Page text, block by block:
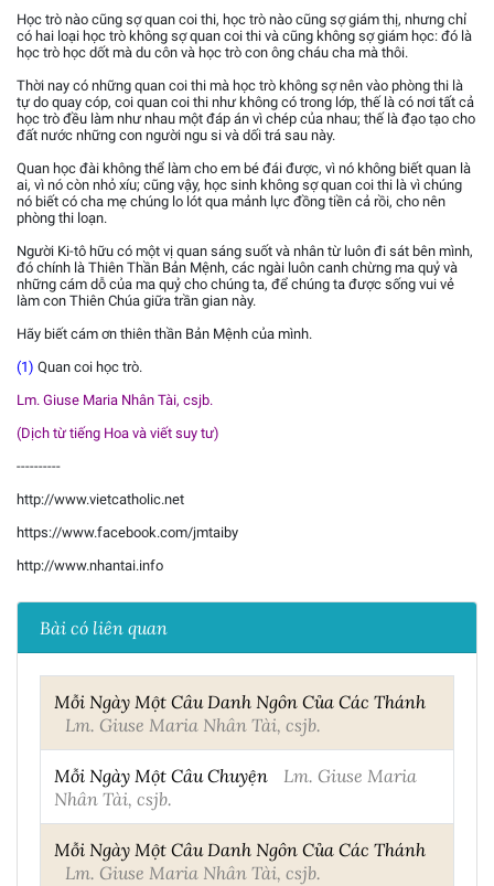
Học trò nào cũng sợ quan coi thi, học trò nào cũng sợ giám thị, nhưng chỉ
có hai loại học trò không sợ quan coi thi và cũng không sợ giám học: đó là
học trò học dốt mà du côn và học trò con ông cháu cha mà thôi.
Thời nay có những quan coi thi mà học trò không sợ nên vào phòng thi là
tự do quay cóp, coi quan coi thi như không có trong lớp, thế là có nơi tất cả
học trò đều làm như nhau một đáp án vì chép của nhau; thế là đạo tạo cho
đất nước những con người ngu si và dối trá sau này.
Quan học đài không thể làm cho em bé đái được, vì nó không biết quan là
ai, vì nó còn nhỏ xíu; cũng vậy, học sinh không sợ quan coi thi là vì chúng
nó biết có cha mẹ chúng lo lót qua mảnh lực đồng tiền cả rồi, cho nên
phòng thi loạn.
Người Ki-tô hữu có một vị quan sáng suốt và nhân từ luôn đi sát bên mình,
đó chính là Thiên Thần Bản Mệnh, các ngài luôn canh chừng ma quỷ và
những cám dỗ của ma quỷ cho chúng ta, để chúng ta được sống vui vẻ
làm con Thiên Chúa giữa trần gian này.
Hãy biết cám ơn thiên thần Bản Mệnh của mình.
(1) Quan coi học trò.
Lm. Giuse Maria Nhân Tài, csjb.
(Dịch từ tiếng Hoa và viết suy tư)
----------
http://www.vietcatholic.net
https://www.facebook.com/jmtaiby
http://www.nhantai.info
Bài có liên quan
Mỗi Ngày Một Câu Danh Ngôn Của Các Thánh
Lm. Giuse Maria Nhân Tài, csjb.
Mỗi Ngày Một Câu Chuyện
Lm. Giuse Maria
Nhân Tài, csjb.
Mỗi Ngày Một Câu Danh Ngôn Của Các Thánh
Lm. Giuse Maria Nhân Tài, csjb.